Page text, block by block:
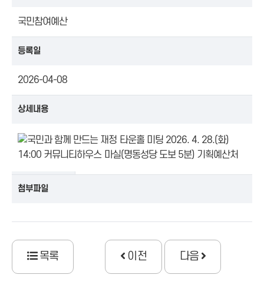
국민참여예산
등록일
2026-04-08
상세내용
첨부파일
목록 이전 다음